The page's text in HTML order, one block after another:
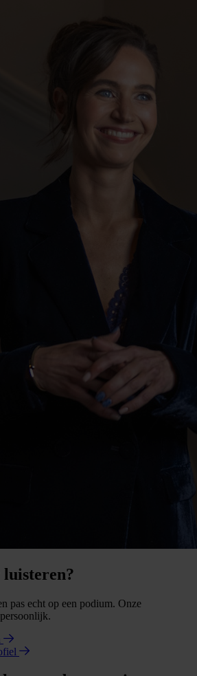
luisteren?
pas echt op een podium. Onze